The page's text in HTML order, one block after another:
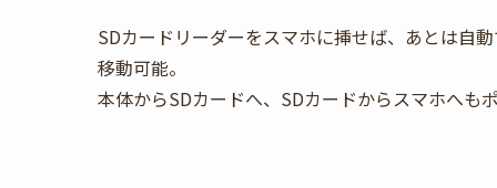
SDカードリーダーをスマホに挿せば、あとは自
移動可能。
本体からSDカードへ、SDカードからスマホへも